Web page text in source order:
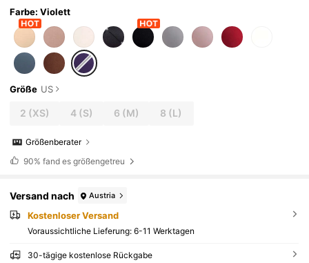
Farbe: Violett
Größe US
2 (XS) 4(S) 6 (M) 8 (L)
Größenberater
90% fand es größengetreu
Versand nach Austria
Kostenloser Versand
Voraussichtliche Lieferung: 6-11 Werktagen
30-tägige kostenlose Rückgabe